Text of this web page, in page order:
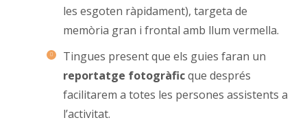
les esgoten ràpidament), targeta de
memòria gran i frontal amb llum vermella.
Tingues present que els guies faran un
reportatge fotogràficque després
facilitarem a totes les persones assistents a
l’activitat.